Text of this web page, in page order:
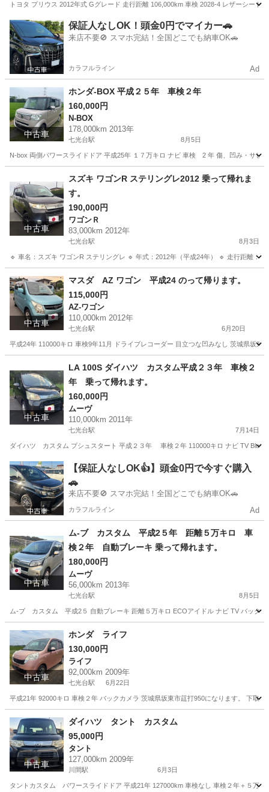
トヨタ プリウス 2012年式 Gグレード 走行距離 106,000km 車検 2028-4 レザーシー
茨城 坂東市 七光台駅 プリウス
保証人なしOK！頭金0円でマイカー🚗
来店不要🚫 スマホ完結！全国どこでも納車OK🚗
カラフルライン Ad
中古車
ホンダ-BOX 平成２５年 車検２年
160,000円
N-BOX
178,000km 2013年
七光台駅 8月5日
N-box 両側パワースライドドア 平成25年 １７万キロ ナビ 車検 2 年 傷、凹み・サビ
七光台駅
中古車
スズキ ワゴンR ステリングレ2012 乗って帰れま
す。
190,000円
ワゴンＲ
83,000km 2012年
七光台駅 8月3日
🔹 車名：スズキ ワゴンR ステリングレ 🔹 年式：2012年（平成24年） 🔹 走行距離：
茨城 坂東市 七光台駅 ワゴンＲ ワゴンR
中古車
マスダ AZ ワゴン 平成24 のって帰ります。
115,000円
AZ-ワゴン
110,000km 2012年
七光台駅 6月20日
平成24年 110000キロ 車検9年11月 ドライブレコーダー 目立つな凹みなし 茨城県坂
AZ-ワゴン
中古車
LA 100S ダイハツ カスタム平成２３年 車検２
年 乗って帰れます。
160,000円
ムーヴ
110,000km 2011年
七光台駅 7月14日
ダイハツ カスタム プシュスタート 平成２３年 車検２年 110000キロ ナビ TV
茨城 坂東市 七光台駅 ムーヴ カスタム
【保証人なしOK👍】頭金0円で今すぐ購入
🚗
来店不要🚫 スマホ完結！全国どこでも納車OK🚗
カラフルライン Ad
中古車
ム-ブ カスタム 平成2５年 距離５万キロ 車
検２年 自動ブレーキ 乗って帰れます。
180,000円
ムーヴ
56,000km 2013年
七光台駅 8月5日
ム-ブ カスタム 平成2５ 自動ブレーキ 距離５万キロ ECOアイドル ナビ TV バックカ
茨城 坂東市 七光台駅 ムーヴ
中古車
ホンダ ライフ
130,000円
ライフ
92,000km 2009年
七光台駅 6月22日
平成21年 92000キロ 車検２年 バックカメラ 茨城県坂東市莚打950になります。 下取
茨城 坂東市 七光台駅 ライフ
中古車
ダイハツ タント カスタム
95,000円
タント
127,000km 2009年
川間駅 6月3日
タントカスタム パワースライドドア 平成21年 127000km 車検なし 車検２年＋５万